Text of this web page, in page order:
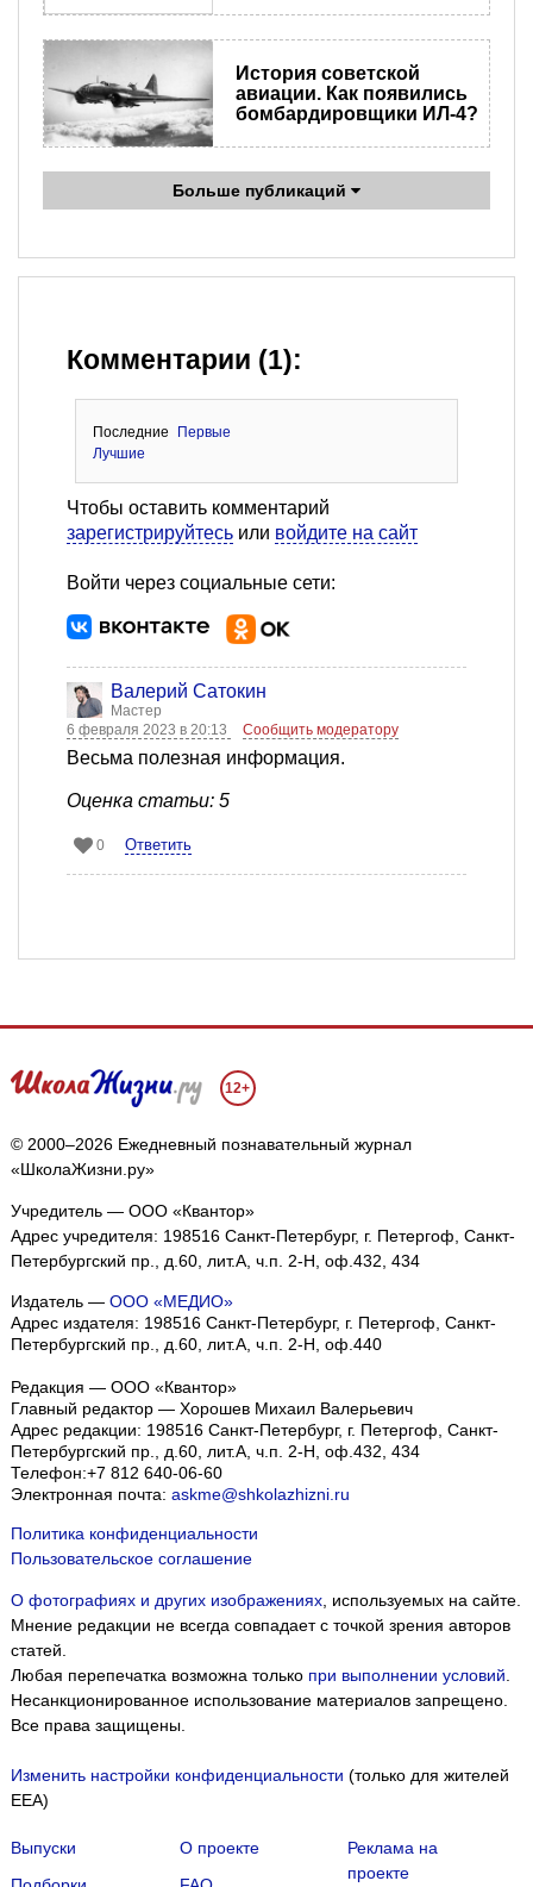
История советской
авиации. Как появились
бомбардировщики ИЛ-4?
Больше публикаций
Комментарии (1):
Последние
Первые
Лучшие
Чтобы оставить комментарий
зарегистрируйтесь или войдите на сайт
Войти через социальные сети:
Валерий Сатокин
Мастер
6 февраля 2023 в 20:13
Сообщить модератору
Весьма полезная информация.
Оценка статьи: 5
0 Ответить
12+
© 2000–2026 Ежедневный познавательный журнал
«ШколаЖизни.ру»
Учредитель — ООО «Квантор»
Адрес учредителя: 198516 Санкт-Петербург, г. Петергоф, Санкт-
Петербургский пр., д.60, лит.А, ч.п. 2-Н, оф.432, 434
Издатель — ООО «МЕДИО»
Адрес издателя: 198516 Санкт-Петербург, г. Петергоф, Санкт-
Петербургский пр., д.60, лит.А, ч.п. 2-Н, оф.440
Редакция — ООО «Квантор»
Главный редактор — Хорошев Михаил Валерьевич
Адрес редакции: 198516 Санкт-Петербург, г. Петергоф, Санкт-
Петербургский пр., д.60, лит.А, ч.п. 2-Н, оф.432, 434
Телефон:+7 812 640-06-60
Электронная почта: askme@shkolazhizni.ru
Политика конфиденциальности
Пользовательское соглашение
О фотографиях и других изображениях, используемых на сайте.
Мнение редакции не всегда совпадает с точкой зрения авторов
статей.
Любая перепечатка возможна только при выполнении условий.
Несанкционированное использование материалов запрещено.
Все права защищены.
Изменить настройки конфиденциальности (только для жителей
EEA)
Выпуски
О проекте
Реклама на
проекте